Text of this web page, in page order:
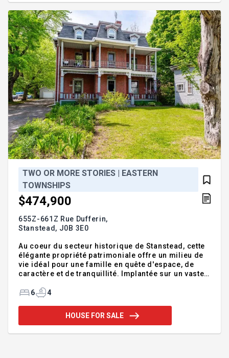
TWO OR MORE STORIES | EASTERN
TOWNSHIPS
$474,900
655Z-661Z Rue Dufferin,
Stanstead, J0B 3E0
Au coeur du secteur historique de Stanstead, cette
élégante propriété patrimoniale offre un milieu de
vie idéal pour une famille en quête d'espace, de
caractère et de tranquillité. Implantée sur un vaste
grandes pièces lumineuses, ses boiseries et
d'aménager une résidence unifamiliale spacieuse
ou intergénérationnelle selon vos besoins. À
6 4
HOUSE FOR SALE